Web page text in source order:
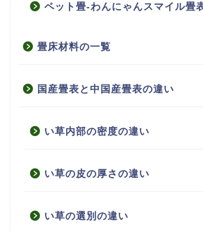
ペット畳-わんにゃんスマイル畳
畳床材料の一覧
国産畳表と中国産畳表の違い
い草内部の密度の違い
い草の皮の厚さの違い
い草の選別の違い